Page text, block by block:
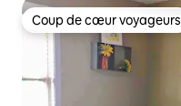
Coup de cœur voyageurs
Coup de cœur voyageurs